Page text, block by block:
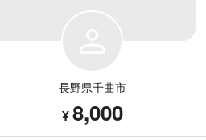
長野県千曲市
¥8,000